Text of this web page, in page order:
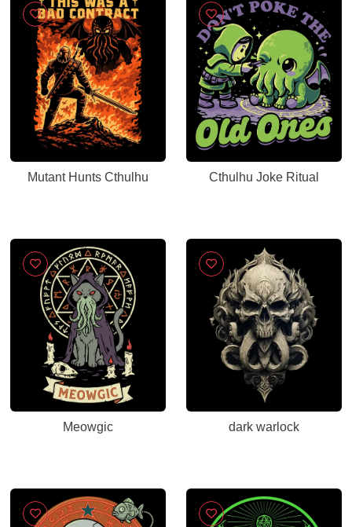
Mutant Hunts Cthulhu Cthulhu Joke Ritual
Meowgic dark warlock